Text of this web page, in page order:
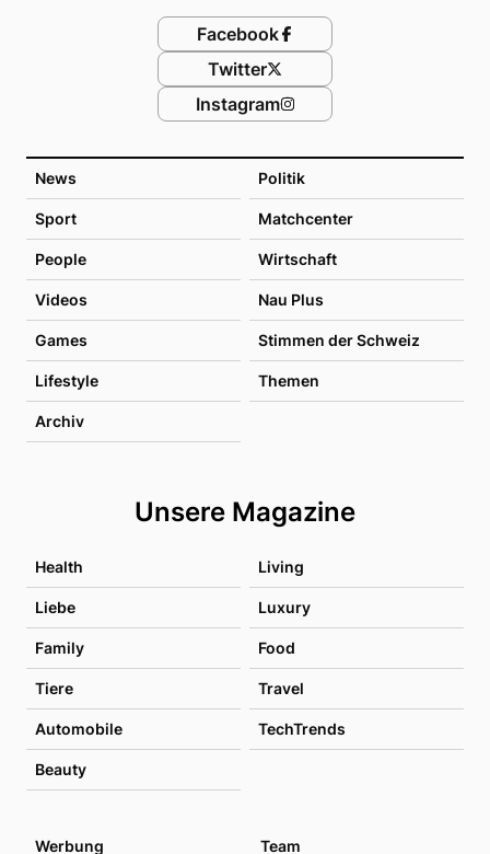
News Politik
Sport Matchcenter
People Wirtschaft
Videos Nau Plus
Games Stimmen der Schweiz
Lifestyle Themen
Archiv
Unsere Magazine
Health Living
Liebe Luxury
Family Food
Tiere Travel
Automobile TechTrends
Beauty
Facebook
Twitter
Instagram
Werbung Team